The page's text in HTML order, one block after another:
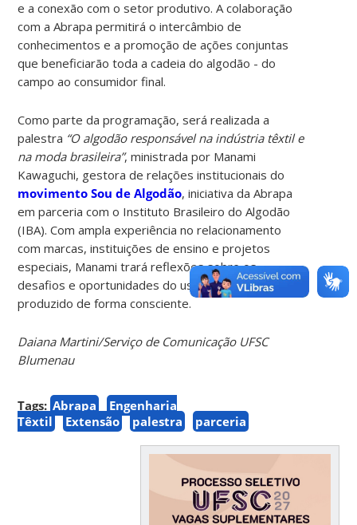
e a conexão com o setor produtivo. A colaboração
com a Abrapa permitirá o intercâmbio de
conhecimentos e a promoção de ações conjuntas
que beneficiarão toda a cadeia do algodão - do
campo ao consumidor final.
Como parte da programação, será realizada a
palestra “O algodão responsável na indústria têxtil e
na moda brasileira”, ministrada por Manami
Kawaguchi, gestora de relações institucionais do
movimento Sou de Algodão, iniciativa da Abrapa
em parceria com o Instituto Brasileiro do Algodão
(IBA). Com ampla experiência no relacionamento
com marcas, instituições de ensino e projetos
especiais, Manami trará reflexões sobre os
desafios e oportunidades do uso do algodão
produzido de forma consciente.
Daiana Martini/Serviço de Comunicação UFSC
Blumenau
Tags: Abrapa
Engenharia
Têxtil
Extensão palestra parceria